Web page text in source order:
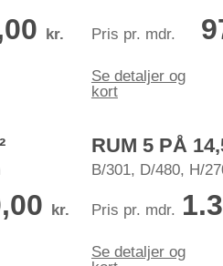
kr. Pris pr. mdr.
Se detaljer og
kort
kr.
RUM 5 PÅ
B/301, D/480, H/
Pris pr. mdr.
Se detaljer og